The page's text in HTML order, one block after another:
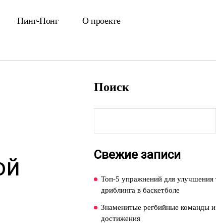
Пинг-Понг
О проекте
Поиск
Свежие записи
Топ-5 упражнений для улучшения
дриблинга в баскетболе
Знаменитые регбийные команды
достижения